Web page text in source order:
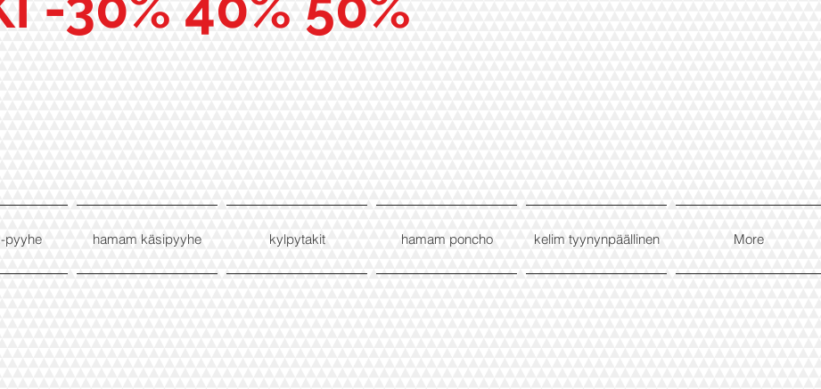
pyyhe hamam käsipyyhe kylpytakit hamam poncho kelim tyynynpäällinen More